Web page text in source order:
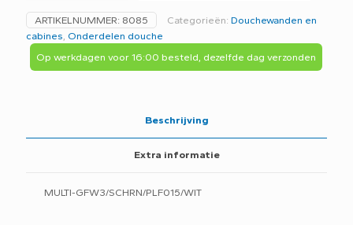
PLF015
wit
-
A4i-
aantal
ARTIKELNUMMER: 8085 Categorieën: Douchewanden en
cabines Onderdelen douche
Op werkdagen voor 16:00 besteld, dezelfde dag verzonden
Beschrijving
Extra informatie
MULTI-GFW3/SCHRN/PLF015/WIT